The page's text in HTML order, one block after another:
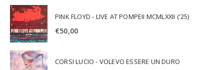
PINK FLOYD - LIVE AT POMPEII MCMLXXII ('25)
€50,00
CORSI LUCIO - VOLEVO ESSERE UN DURO